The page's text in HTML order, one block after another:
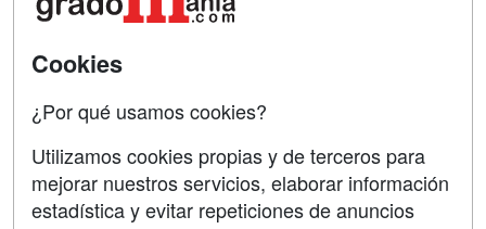
Contactar
Copyleft
Cookies
¿Por qué usamos cookies?
Utilizamos cookies propias y de terceros para
mejorar nuestros servicios, elaborar información
estadística y evitar repeticiones de anuncios